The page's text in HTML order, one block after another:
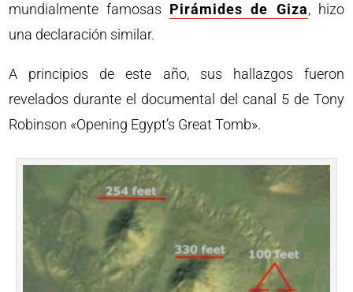
mundialmente famosas Pirámides de Giza, hizo
una declaración similar.
A principios de este año, sus hallazgos fueron
revelados durante el documental del canal 5 de Tony
Robinson «Opening Egypt’s Great Tomb».